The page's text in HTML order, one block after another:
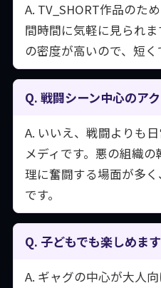
A. TV_SHORT作品のた
間時間に気軽に見られ
の密度が高いので、短く
Q. 戦闘シーン中心のア
A. いいえ、戦闘よりも
メディです。悪の組織
理に奮闘する場面が多
です。
Q. 子どもでも楽しめま
A. ギャグの中心が大人